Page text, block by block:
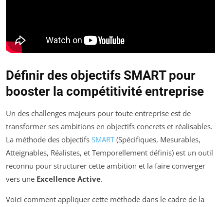
Définir des objectifs SMART pour
booster la compétitivité entreprise
Un des challenges majeurs pour toute entreprise est de
transformer ses ambitions en objectifs concrets et réalisables.
La méthode des objectifs SMART (Spécifiques, Mesurables,
Atteignables, Réalistes, et Temporellement définis) est un outil
reconnu pour structurer cette ambition et la faire converger
vers une Excellence Active.
Voici comment appliquer cette méthode dans le cadre de la